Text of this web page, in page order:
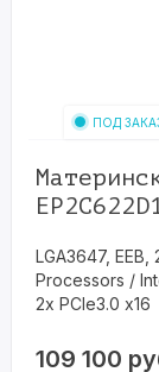
ПОД
LGA3647,
Processors /
2x PCIe3.0 x16
109 100